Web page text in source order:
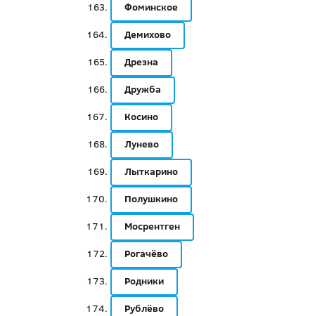
Фоминское
Демихово
Дрезна
Дружба
Косино
Лунево
Лыткарино
Полушкино
Мосрентген
Рогачёво
Родники
Рублёво